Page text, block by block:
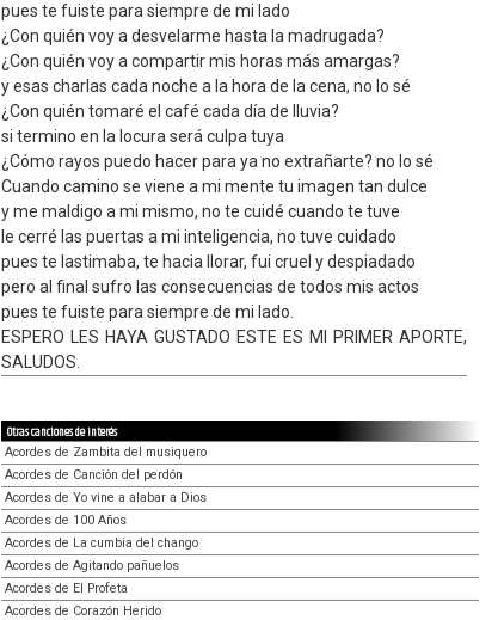
pues te fuiste para siempre de mi lado
¿Con quién voy a desvelarme hasta la madrugada?
¿Con quién voy a compartir mis horas más amargas?
y esas charlas cada noche a la hora de la cena, no lo sé
¿Con quién tomaré el café cada día de lluvia?
si termino en la locura será culpa tuya
¿Cómo rayos puedo hacer para ya no extrañarte? no lo sé
Cuando camino se viene a mi mente tu imagen tan dulce
y me maldigo a mi mismo, no te cuidé cuando te tuve
le cerré las puertas a mi inteligencia, no tuve cuidado
pues te lastimaba, te hacia llorar, fui cruel y despiadado
pero al final sufro las consecuencias de todos mis actos
pues te fuiste para siempre de mi lado.
ESPERO LES HAYA GUSTADO ESTE ES MI PRIMER APORTE,
SALUDOS.
Otras canciones de interés
Acordes de Zambita del musiquero
Acordes de Canción del perdón
Acordes de Yo vine a alabar a Dios
Acordes de 100 Años
Acordes de La cumbia del chango
Acordes de Agitando pañuelos
Acordes de El Profeta
Acordes de Corazón Herido